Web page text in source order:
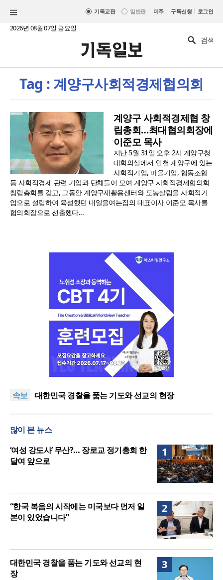
기독교판 일반판 미주 구독신청 | 로그인
2026년 08월 07일 금요일
Tag : 계양구사회적경제협의회
계양구 사회적경제협 창
립총회…최대협의회장에
이준모 목사
지난 5월 31일 오후 2시 계양구청
대회의실에서 인천 계양구에 있는
사회적기업, 마을기업, 협동조합
등 사회적경제 관련 기업과 단체들이 모여 계양구 사회적경제협의회
창립총회를 갖고, 그동안 계양구재활용센터와 도농살림을 사회적기
업으로 설립하여 육성했던 내일을여는집의 대표이사 이준모 목사를
협의회장으로 선출했다...
속보
한기연 “전쟁을 부르는 정책을 중단하라”
27.8%, 중증 입원·재활 확충 과제
대한민국 경찰을 품는 기도와 선교의 현장
주길”
한기연 “전쟁을 부르는 정책을 중단하라”
정신건강 치료 인프라 부족… 정신질환 평생유병률
27.8%, 중증 입원·재활 확충 과제
많이 본 뉴스
1
‘여성 강도사’ 무산?… 장로교 정기총회 한
달여 앞으로
2
“한국 복음의 시작에는 미국보다 먼저 일
본이 있었습니다”
3
대한민국 경찰을 품는 기도와 선교의 현
장